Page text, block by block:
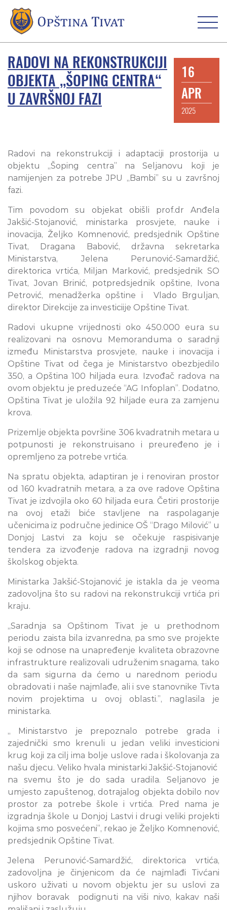
RADOVI NA REKONSTRUKCIJI
OBJEKTA „ŠOPING CENTRA“
U ZAVRŠNOJ FAZI
16
APR
2025
Radovi na rekonstrukciji i adaptaciji prostorija u
objektu ,,Šoping centra” na Seljanovu koji je
namijenjen za potrebe JPU ,,Bambi” su u završnoj
fazi.
Tim povodom su objekat obišli prof.dr Anđela
Jakšić-Stojanović, ministarka prosvjete, nauke i
inovacija, Željko Komnenović, predsjednik Opštine
Tivat, Dragana Babović, državna sekretarka
Ministarstva, Jelena Perunović-Samardžić,
direktorica vrtića, Miljan Marković, predsjednik SO
Tivat, Jovan Brinić, potpredsjednik opštine, Ivona
Petrović, menadžerka opštine i Vlado Brguljan,
direktor Direkcije za investiciije Opštine Tivat.
Radovi ukupne vrijednosti oko 450.000 eura su
realizovani na osnovu Memoranduma o saradnji
između Ministarstva prosvjete, nauke i inovacija i
Opštine Tivat od čega je Ministarstvo obezbjedilo
350, a Opština 100 hiljada eura. Izvođač radova na
ovom objektu je preduzeće “AG Infoplan”. Dodatno,
Opština Tivat je uložila 92 hiljade eura za zamjenu
krova.
Prizemlje objekta površine 306 kvadratnih metara u
potpunosti je rekonstruisano i preuređeno je i
opremljeno za potrebe vrtića.
Na spratu objekta, adaptiran je i renoviran prostor
od 160 kvadratnih metara, a za ove radove Opština
Tivat je izdvojila oko 60 hiljada eura. Četiri prostorije
na ovoj etaži biće stavljene na raspolaganje
učenicima iz područne jedinice OŠ “Drago Milović” u
Donjoj Lastvi za koju se očekuje raspisivanje
tendera za izvođenje radova na izgradnji novog
školskog objekta.
Ministarka Jakšić-Stojanović je istakla da je veoma
zadovoljna što su radovi na rekonstrukciji vrtića pri
kraju.
,,Saradnja sa Opštinom Tivat je u prethodnom
periodu zaista bila izvanredna, pa smo sve projekte
koji se odnose na unapređenje kvaliteta obrazovne
infrastrukture realizovali udruženim snagama, tako
da sam sigurna da ćemo u narednom periodu
obradovati i naše najmlađe, ali i sve stanovnike Tivta
novim projektima u ovoj oblasti.”, naglasila je
ministarka.
„ Ministarstvo je prepoznalo potrebe grada i
zajednički smo krenuli u jedan veliki investicioni
krug koji za cilj ima bolje uslove rada i školovanja za
našu djecu. Veliko hvala ministarki Jakšić-Stojanović
na svemu što je do sada uradila. Seljanovo je
umjesto zapuštenog, dotrajalog objekta dobilo nov
prostor za potrebe škole i vrtića. Pred nama je
izgradnja škole u Donjoj Lastvi i drugi veliki projekti
kojima smo posvećeni”, rekao je Željko Komnenović,
predsjednik Opštine Tivat.
Jelena Perunović-Samardžić, direktorica vrtića,
zadovoljna je činjenicom da će najmlađi Tivćani
uskoro uživati u novom objektu jer su uslovi za
njihov boravak podignuti na viši nivo, kakav naši